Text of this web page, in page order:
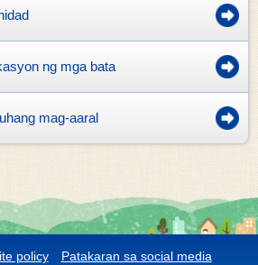
ng mga bata
mag-aaral
policy
Patakaran sa social media